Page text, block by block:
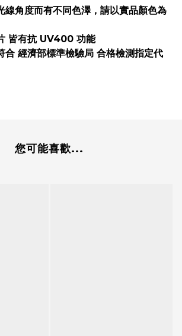
線角度而有不同色澤，請以實品顏色為
皆有抗 UV400 功能
合 經濟部標準檢驗局 合格檢測指定代
您可能喜歡...